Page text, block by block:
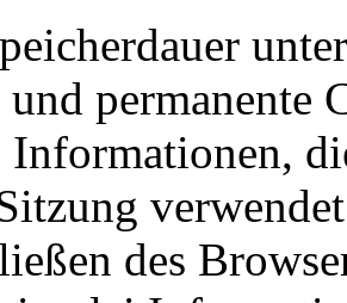
permanente
Informationen,
des